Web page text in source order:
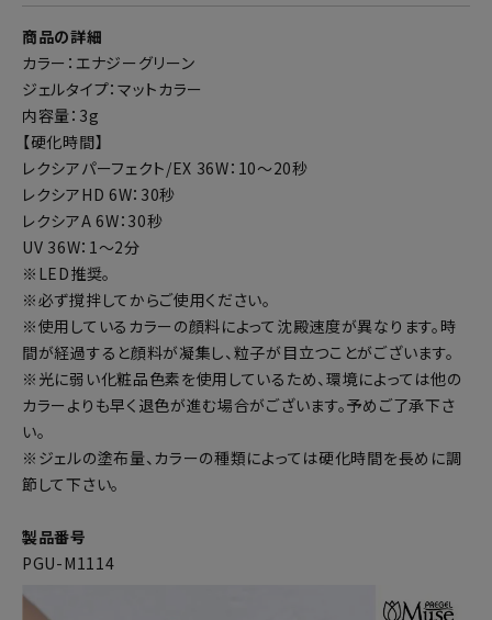
商品の詳細
カラー：エナジーグリーン
ジェルタイプ：マットカラー
内容量：3g
【硬化時間】
レクシアパーフェクト/EX 36W：10～20秒
レクシアHD 6W：30秒
レクシアA 6W：30秒
UV 36W：1～2分
※LED推奨。
※必ず撹拌してからご使用ください。
※使用しているカラーの顔料によって沈殿速度が異なります。時
間が経過すると顔料が凝集し、粒子が目立つことがございます。
※光に弱い化粧品色素を使用しているため、環境によっては他の
カラーよりも早く退色が進む場合がございます。予めご了承下さ
い。
※ジェルの塗布量、カラーの種類によっては硬化時間を長めに調
節して下さい。
製品番号
PGU-M1114